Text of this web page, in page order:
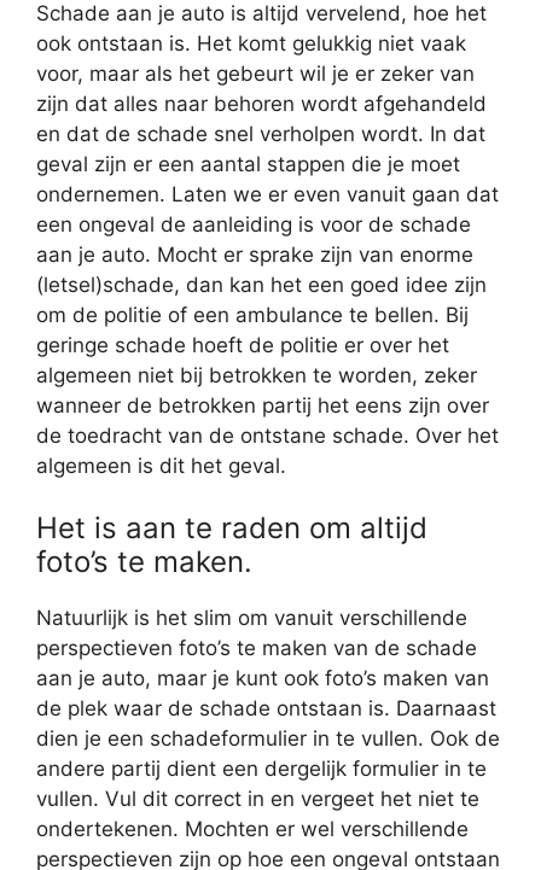
Schade aan je auto is altijd vervelend, hoe het
ook ontstaan is. Het komt gelukkig niet vaak
voor, maar als het gebeurt wil je er zeker van
zijn dat alles naar behoren wordt afgehandeld
en dat de schade snel verholpen wordt. In dat
geval zijn er een aantal stappen die je moet
ondernemen. Laten we er even vanuit gaan dat
een ongeval de aanleiding is voor de schade
aan je auto. Mocht er sprake zijn van enorme
(letsel)schade, dan kan het een goed idee zijn
om de politie of een ambulance te bellen. Bij
geringe schade hoeft de politie er over het
algemeen niet bij betrokken te worden, zeker
wanneer de betrokken partij het eens zijn over
de toedracht van de ontstane schade. Over het
algemeen is dit het geval.
Het is aan te raden om altijd
foto’s te maken.
Natuurlijk is het slim om vanuit verschillende
perspectieven foto’s te maken van de schade
aan je auto, maar je kunt ook foto’s maken van
de plek waar de schade ontstaan is. Daarnaast
dien je een schadeformulier in te vullen. Ook de
andere partij dient een dergelijk formulier in te
vullen. Vul dit correct in en vergeet het niet te
ondertekenen. Mochten er wel verschillende
perspectieven zijn op hoe een ongeval ontstaan